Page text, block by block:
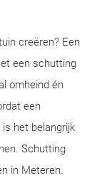
creëren? Een
een schutting
omheind én
een
het belangrijk
Schutting
in Meteren.